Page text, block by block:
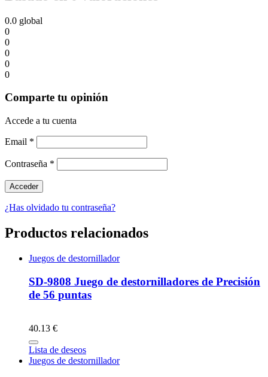
0.0 global
0
0
0
0
0
Comparte tu opinión
Accede a tu cuenta
Email *
Contraseña *
¿Has olvidado tu contraseña?
Productos relacionados
Juegos de destornillador
SD-9808 Juego de destornilladores de Precisión
de 56 puntas
40.13 €
Lista de deseos
Juegos de destornillador